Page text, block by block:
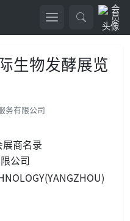
生物发酵展览
务有限公司
商名录
公司